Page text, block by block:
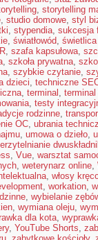
, storytelling
, studio domowe, styl
, stypendia, sukcesja
, światłowód,
, szafa kapsułowa,
, szkoła prywatna,
, szybkie czytanie,
dzieci, techniczne
, terminal ,
, testy
rodzinne,
OC, ubrania
, umowa o dzieło,
, Vue, warsztat
, weterynarz online,
, włosy
, workation,
, wybielanie
, wymiana oleju,
dla kota,
, YouTube Shorts,